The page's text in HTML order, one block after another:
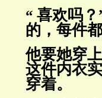
“ 喜欢吗
的，每件
他要她穿
这件内衣
穿着。